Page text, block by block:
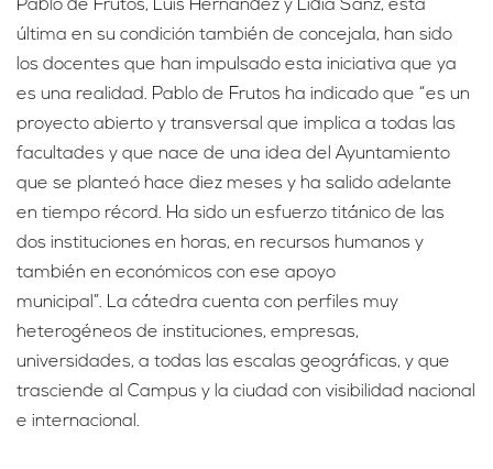
Pablo de Frutos, Luis Hernández y Lidia Sanz, esta
última en su condición también de concejala, han sido
los docentes que han impulsado esta iniciativa que ya
es una realidad. Pablo de Frutos ha indicado que “es un
proyecto abierto y transversal que implica a todas las
facultades y que nace de una idea del Ayuntamiento
que se planteó hace diez meses y ha salido adelante
en tiempo récord. Ha sido un esfuerzo titánico de las
dos instituciones en horas, en recursos humanos y
también en económicos con ese apoyo
municipal”. La cátedra cuenta con perfiles muy
heterogéneos de instituciones, empresas,
universidades, a todas las escalas geográficas, y que
trasciende al Campus y la ciudad con visibilidad nacional
e internacional.